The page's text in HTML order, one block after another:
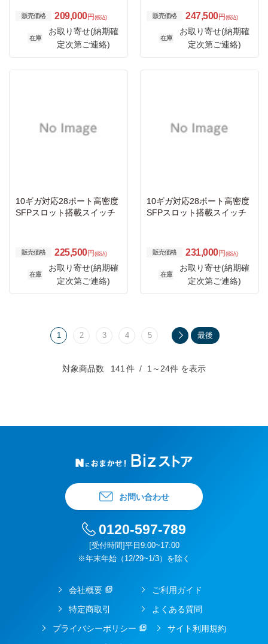
販売価格 209,000円 (税込)
在庫
お取り寄せ(納期確
定次第ご連絡)
販売価格 247,500円 (税込)
在庫
お取り寄せ(納期確
定次第ご連絡)
10ギガ対応28ポート高密度
SFPスロット搭載スイッチ
販売価格 225,500円 (税込)
在庫
お取り寄せ(納期確
定次第ご連絡)
10ギガ対応28ポート高密度
SFPスロット搭載スイッチ
販売価格 231,000円 (税込)
在庫
お取り寄せ(納期確
定次第ご連絡)
対象商品数 141 件 1～24件 を表示
1 2 3 4 5 最後
お問い合わせ
0120-597-789
[受付時間]平日9:00~17:00
※年末年始（12/29~1/3）を除く
会社概要
ご利用ガイド
特定商取引
よくある質問
プライバシーポリシー
サイト利用規約